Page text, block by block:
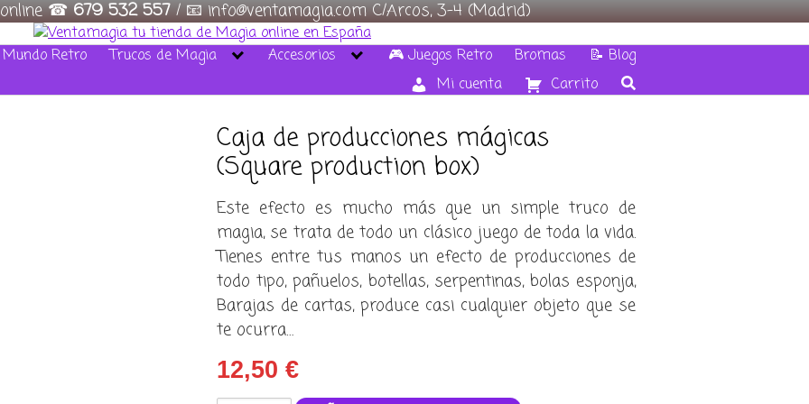
online ☎679 532 557/ 📧 info@ventamagia.com C/Arcos, 3-4 (Madrid)
Retro Trucos de Magia Accesorios 🎮 Juegos Retro Bromas
📝 Blog
Mi cuenta
Carrito
Caja de producciones mágicas
(Square production box)
Este efecto es mucho más que un simple truco de
magia, se trata de todo un clásico juego de toda la vida.
Tienes entre tus manos un efecto de producciones de
todo tipo, pañuelos, botellas, serpentinas, bolas esponja,
Barajas de cartas, produce casi cualquier objeto que se
te ocurra…
12,50 €